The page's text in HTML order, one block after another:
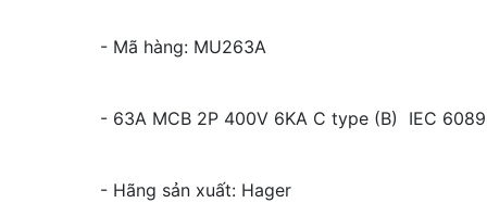
- Mã hàng: MU263A
- 63A MCB 2P 400V 6KA C type (B) IEC
- Hãng sản xuất: Hager